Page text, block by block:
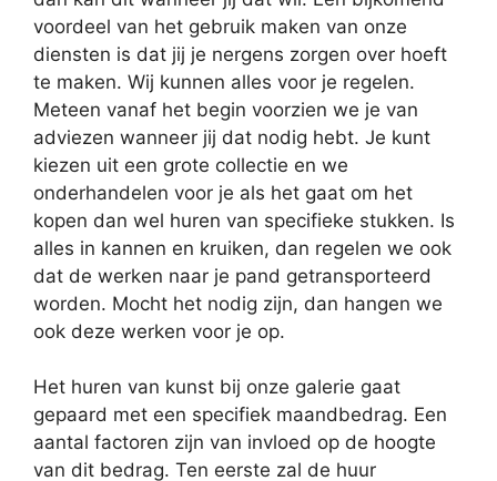
voordeel van het gebruik maken van onze
diensten is dat jij je nergens zorgen over hoeft
te maken. Wij kunnen alles voor je regelen.
Meteen vanaf het begin voorzien we je van
adviezen wanneer jij dat nodig hebt. Je kunt
kiezen uit een grote collectie en we
onderhandelen voor je als het gaat om het
kopen dan wel huren van specifieke stukken. Is
alles in kannen en kruiken, dan regelen we ook
dat de werken naar je pand getransporteerd
worden. Mocht het nodig zijn, dan hangen we
ook deze werken voor je op.
Het huren van kunst bij onze galerie gaat
gepaard met een specifiek maandbedrag. Een
aantal factoren zijn van invloed op de hoogte
van dit bedrag. Ten eerste zal de huur